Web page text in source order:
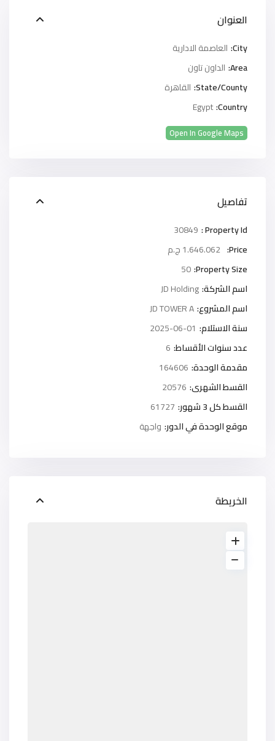
العنوان
City: العاصمة الادارية
Area: الداون تاون
State/County: القاهرة
Country:
Egypt
Open In Google Maps
تفاصيل
Property Id :
30849
Price: 1.646.062 ج.م
Property Size:
50
اسم الشركة:JD Holding
اسم المشروع:JD TOWER A
سنة الاستلام: 2025-06-01
عدد سنوات الأقساط: 6
مقدمة الوحدة: 164606
القسط الشهرى: 20576
القسط كل 3 شهور:
61727
موقع الوحدة في الدور: واجهة
الخريطة